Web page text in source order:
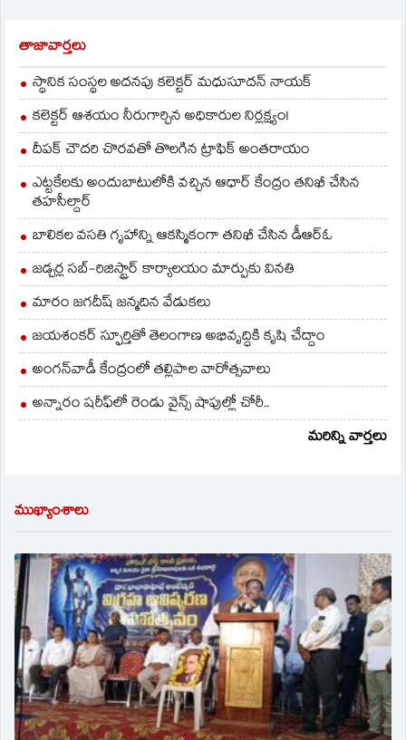
తాజావార్తలు
స్థానిక సంస్థల అదనపు కలెక్టర్ మధుసూదన్ నాయక్
కలెక్టర్ ఆశయం నీరుగార్చిన అధికారుల నిర్లక్ష్యం!
దీపక్ చౌదరి చొరవతో తొలగిన ట్రాఫిక్‌ అంతరాయం
ఎట్టకేలకు అందుబాటులోకి వచ్చిన ఆధార్ కేంద్రం తనిఖీ చేసిన
తహసీల్దార్
బాలికల వసతి గృహాన్ని ఆకస్మికంగా తనిఖీ చేసిన డీఆర్ఓ
జడ్చర్ల సబ్-రిజిస్ట్రార్ కార్యాలయం మార్పుకు వినతి
మారం జగదీష్ జన్మదిన వేడుకలు
జయశంకర్ స్ఫూర్తితో తెలంగాణ అభివృద్ధికి కృషి చేద్దాం
అంగన్‌వాడీ కేంద్రంలో తల్లిపాల వారోత్సవాలు
అన్నారం షరీఫ్‌లో రెండు వైన్స్ షాపుల్లో చోరీ..
మరిన్ని వార్తలు
ముఖ్యాంశాలు